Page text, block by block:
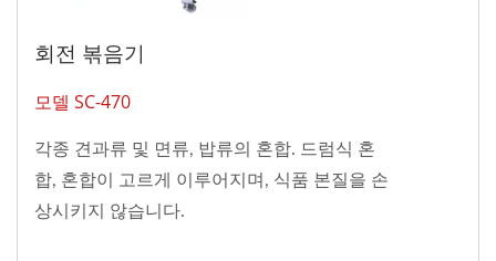
회전 볶음기
모델 SC-470
각종 견과류 및 면류, 밥류의 혼합. 드럼식 혼
합, 혼합이 고르게 이루어지며, 식품 본질을 손
상시키지 않습니다.